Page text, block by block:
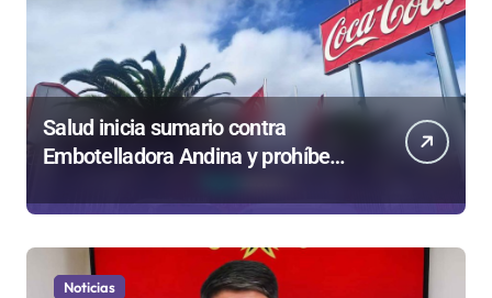
Salud inicia sumario contra
Embotelladora Andina y prohíbe
laborales
Noticias